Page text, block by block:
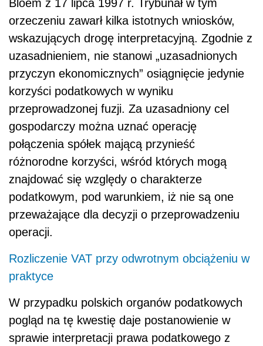
Bloem z 17 lipca 1997 r. Trybunał w tym
orzeczeniu zawarł kilka istotnych wniosków,
wskazujących drogę interpretacyjną. Zgodnie z
uzasadnieniem, nie stanowi „uzasadnionych
przyczyn ekonomicznych” osiągnięcie jedynie
korzyści podatkowych w wyniku
przeprowadzonej fuzji. Za uzasadniony cel
gospodarczy można uznać operację
połączenia spółek mającą przynieść
różnorodne korzyści, wśród których mogą
znajdować się względy o charakterze
podatkowym, pod warunkiem, iż nie są one
przeważające dla decyzji o przeprowadzeniu
operacji.
Rozliczenie VAT przy odwrotnym obciążeniu w
praktyce
W przypadku polskich organów podatkowych
pogląd na tę kwestię daje postanowienie w
sprawie interpretacji prawa podatkowego z